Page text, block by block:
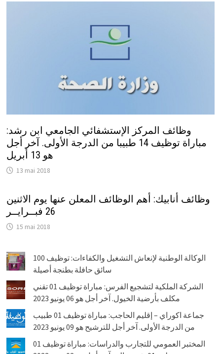
وظائف المركز الإستشفائي الجامعي ابن رشد:
مباراة توظيف 14 طبيبا من الدرجة الأولى. آخر أجل
هو 13 أبريل
13 mai 2018
وظائف أنابيك: أهم الوظائف المعلن عنها يوم الاثنين
26 فبــرايــر
15 mai 2018
الوكالة الوطنية لإنعاش التشغيل والكفاءات: توظيف 100
سائق حافلة بطنجة أصيلة
الشركة الملكية لتشجيع الفرس: مباراة توظيف 01 تقني
مكلف بأرضية الخيول. آخر أجل هو 06 يونيو 2023
جماعة اكوراي – إقليم الحاجب: مباراة توظيف 01 طبيب
من الدرجة الأولى. آخر أجل للترشيح هو 09 يونيو 2023
المختبر العمومي للتجارب والدراسات: مباراة توظيف 01